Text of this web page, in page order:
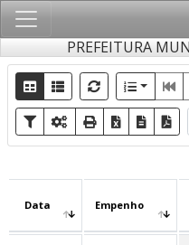
PREFEITURA
Data Empenho